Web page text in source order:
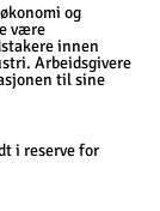
og
være
innen
Arbeidsgivere
til sine
i reserve for